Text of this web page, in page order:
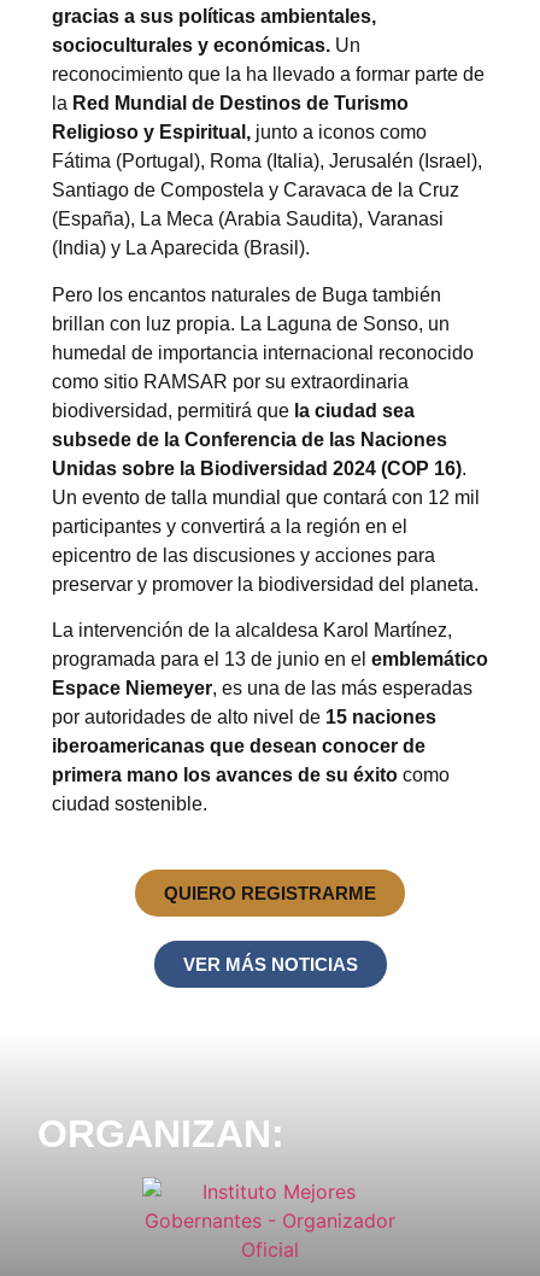
gracias a sus políticas ambientales,
socioculturales y económicas.Un
reconocimiento que la ha llevado a formar parte de
la Red Mundial de Destinos de Turismo
Religioso y Espiritual,junto a iconos como
Fátima (Portugal), Roma (Italia), Jerusalén (Israel),
Santiago de Compostela y Caravaca de la Cruz
(España), La Meca (Arabia Saudita), Varanasi
(India) y La Aparecida (Brasil).
Pero los encantos naturales de Buga también
brillan con luz propia. La Laguna de Sonso, un
humedal de importancia internacional reconocido
como sitio RAMSAR por su extraordinaria
biodiversidad, permitirá que la ciudad sea
subsede de la Conferencia de las Naciones
Unidas sobre la Biodiversidad 2024 (COP 16).
Un evento de talla mundial que contará con 12 mil
participantes y convertirá a la región en el
epicentro de las discusiones y acciones para
preservar y promover la biodiversidad del planeta.
La intervención de la alcaldesa Karol Martínez,
programada para el 13 de junio en el emblemático
Espace Niemeyer, es una de las más esperadas
por autoridades de alto nivel de 15 naciones
iberoamericanas que desean conocer de
primera mano los avances de su éxito como
ciudad sostenible.
QUIERO REGISTRARME
VER MÁS NOTICIAS
ORGANIZAN: